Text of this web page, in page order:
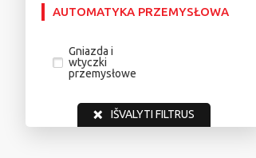
AUTOMATYKA PRZEMYSŁOWA
Gniazda i
wtyczki
przemysłowe
IŠVALYTI FILTRUS